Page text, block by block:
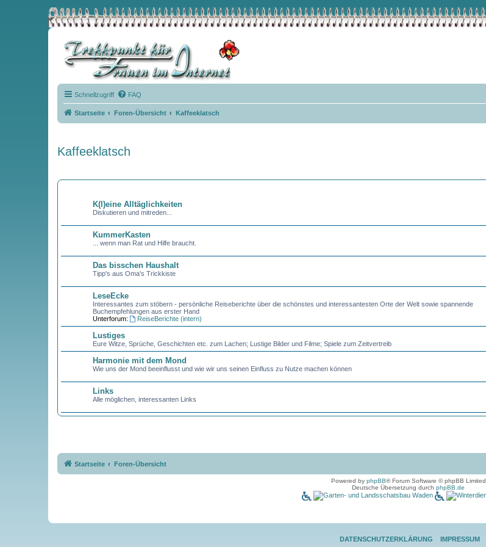
Schnellzugriff FAQ
Startseite Foren-Übersicht Kaffeeklatsch
Kaffeeklatsch
K(l)eine Alltäglichkeiten
Diskutieren und mitreden...
KummerKasten
... wenn man Rat und Hilfe braucht.
Das bisschen Haushalt
Tipp's aus Oma's Trickkiste
LeseEcke
Interessantes zum stöbern - persönliche Reiseberichte über die schönstes und interessantesten Orte der Welt sowie spannende
Buchempfehlungen aus erster Hand
Unterforum:
ReiseBerichte (intern)
Lustiges
Eure Witze, Sprüche, Geschichten etc. zum Lachen; Lustige Bilder und Filme; Spiele zum Zeitvertreib
Harmonie mit dem Mond
Wie uns der Mond beeinflusst und wie wir uns seinen Einfluss zu Nutze machen können
Links
Alle möglichen, interessanten Links
Startseite Foren-Übersicht
Powered by phpBB® Forum Software © phpBB Limited
Deutsche Übersetzung durch phpBB.de
DATENSCHUTZERKLÄRUNG IMPRESSUM